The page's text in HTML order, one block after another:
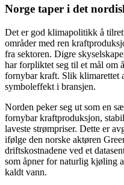
Norge taper i det
Det er god klimapolitikk å
områder med ren
fra sektoren. Digre
har forpliktet seg til et mål om
fornybar kraft. Slik klimarettet
symboleffekt i bransjen.
Norden peker seg ut som en
fornybar kraftproduksjon,
laveste strømpriser. Dette er
ifølge den norske aktøren
driftskostnadene ved et
som åpner for naturlig kjøling
kaldt vann.